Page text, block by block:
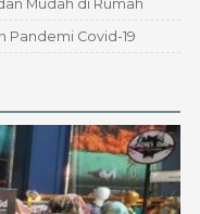
Mudah di Rumah
Pandemi Covid-19